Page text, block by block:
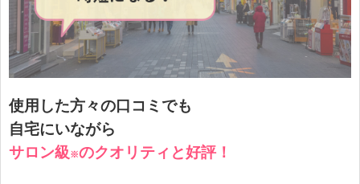
使用した方々の口コミでも
自宅にいながら
サロン級 ※のクオリティと好評！